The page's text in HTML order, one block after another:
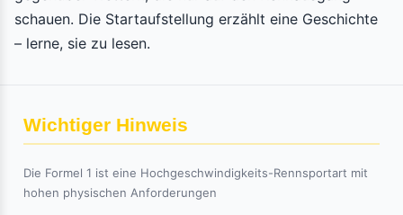
schauen. Die Startaufstellung erzählt eine Geschichte
– lerne, sie zu lesen.
Wichtiger Hinweis
Die Formel 1 ist eine Hochgeschwindigkeits-Rennsportart mit
hohen physischen Anforderungen